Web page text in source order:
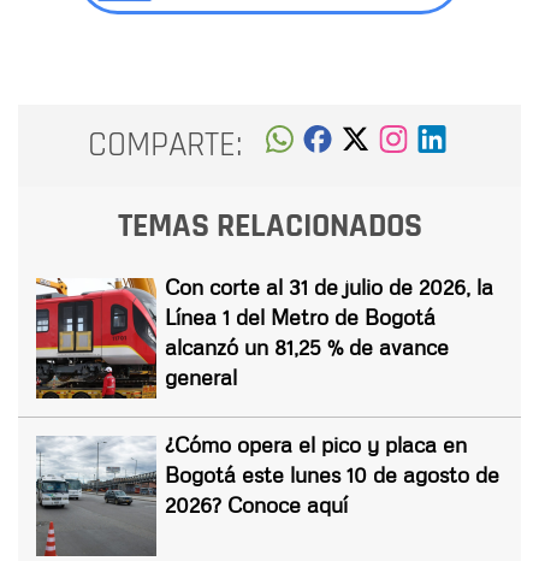
COMPARTE:
TEMAS RELACIONADOS
Con corte al 31 de julio de 2026, la
Línea 1 del Metro de Bogotá
alcanzó un 81,25 % de avance
general
¿Cómo opera el pico y placa en
Bogotá este lunes 10 de agosto de
2026? Conoce aquí